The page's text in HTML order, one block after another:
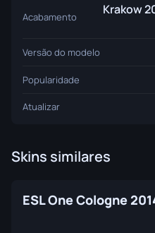
Acabamento
Krakow
Versão do modelo
Popularidade
Atualizar
Skins similares